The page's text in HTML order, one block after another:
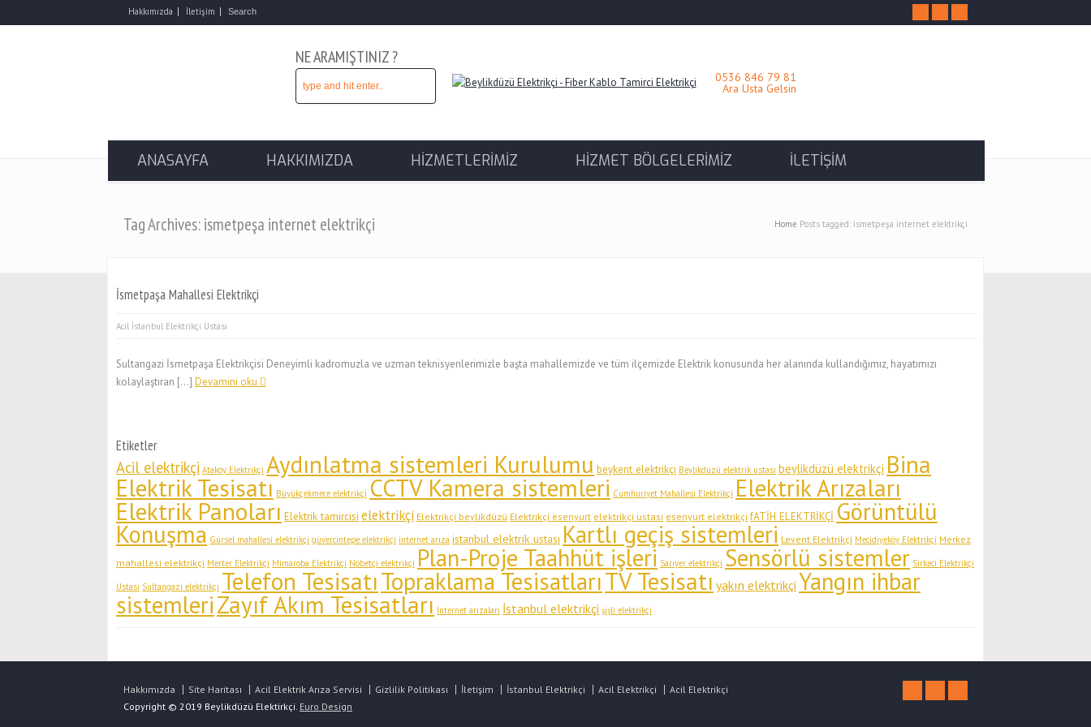
Hakkımızda İletişim
NE ARAMIŞTINIZ ?
0536 846 79 81
Ara Usta Gelsin
ANASAYFA HAKKIMIZDA HİZMETLERİMİZ HİZMET BÖLGELERİMİZ İLETİŞİM
Tag Archives: ismetpeşa internet elektrikçi Home Posts tagged: ismetpeşa internet elektrikçi
İsmetpaşa Mahallesi Elektrikçi
Acil İstanbul Elektrikçi Ustası
Sultangazi İsmetpaşa Elektrikçisi Deneyimli kadromuzla ve uzman teknisyenlerimizle başta mahallemizde ve tüm ilçemizde Elektrik konusunda her alanında kullandığımız, hayatımızı
kolaylaştıran […] Devamini oku
Etiketler
Acil elektrikçi Ataköy Elektrikçi Aydınlatma sistemleri Kurulumu beykent elektrikçi Beylikdüzü elektrik ustası beylikdüzü elektrikçi Bina
Elektrik Tesisatı Büyükçekmece elektrikçi CCTV Kamera sistemleri Cumhuriyet Mahallesi Elektrikçi Elektrik Arızaları
Elektrik Panoları Elektrik tamircisi elektrikçi Elektrikçi beylikdüzü Elektrikçi esenyurt elektrikçi ustası esenyurt elektrikçi fATİH ELEKTRİKÇİ Görüntülü
Konuşma Gürsel mahallesi elektrikçi güvercintepe elektrikçi internet arıza istanbul elektrik ustası Kartlı geçiş sistemleri Levent Elektrikçi Mecidiyeköy Elektrikçi Merkez
mahallesi elektrikçi Merter Elektrikçi Mimaroba Elektrikçi Nöbetçi elektrikçi Plan-Proje Taahhüt işleri Sarıyer elektrikçi Sensörlü sistemler Sirkeci Elektrikçi
Ustası Sultangazi elektrikçi Telefon TesisatıTopraklama TesisatlarıTV Tesisatı yakın elektrikçi Yangın ihbar
sistemleriZayıf Akım Tesisatları İnternet arızaları İstanbul elektrikçi şişli elektrikçi
Hakkımızda Site Haritası Acil Elektrik Arıza Servisi Gizlilik Politikası İletişim İstanbul Elektrikçi Acil Elektrikçi
Acil Elektrikçi
Copyright © 2019 Beylikdüzü Elektirkçi. Euro Design